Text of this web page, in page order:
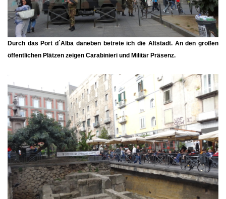
Durch das Port d´Alba daneben betrete ich die Altstadt. An den großen
öffentlichen Plätzen zeigen Carabinieri und Militär Präsenz.